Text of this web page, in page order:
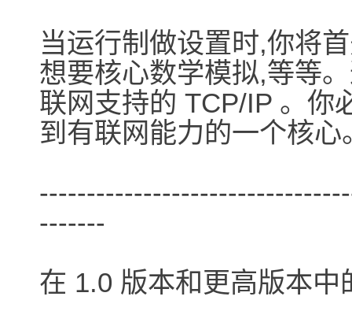
当运行制做设置时,你将
想要核心数学模拟,等等
联网支持的 TCP/IP 。你
到有联网能力的一个核心
-------
在 1.0 版本和更高版本中